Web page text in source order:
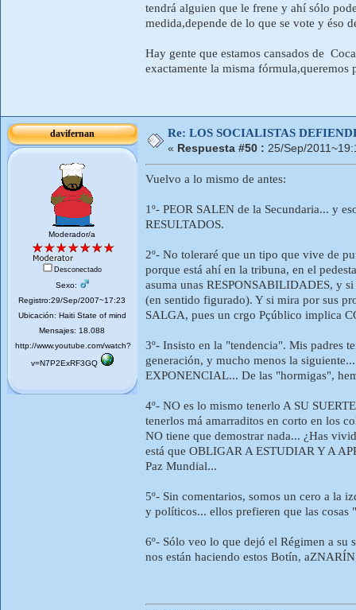
tendrá alguien que le frene y ahí sólo
medida,depende de lo que se vote y éso
Hay gente que estamos cansados de
exactamente la misma fórmula,queremos
davifernan
Moderador/a
Desconectado
Sexo:
Registro:29/Sep/2007~17:23
Ubicación: Haiti State of mind
Mensajes: 18.088
http://www.youtube.com/watch?
v=N7P2ExRF3GQ
Re: LOS SOCIALISTAS
« Respuesta #50 : 25/Sep/
Vuelvo a lo mismo de antes:
1º- PEOR SALEN de la Secundaria... y
RESULTADOS.
2º- No toleraré que un tipo que vive de
porque está ahí en la tribuna, en el
asuma unas RESPONSABILIDADES, y
(en sentido figurado). Y si mira por sus
SALGA, pues un crgo Pçúblico implica
3º- Insisto en la "tendencia". Mis padres
generación, y mucho menos la
EXPONENCIAL... De las "hormigas",
4º- NO es lo mismo tenerlo A SU
tenerlos má amarraditos en corto en los
NO tiene que demostrar nada... ¿Has
está que OBLIGAR A ESTUDIAR Y A
Paz Mundial...
5º- Sin comentarios, somos un cero a la
y políticos... ellos prefieren que las cosas
6º- Sólo veo lo que dejó el Régimen a su
nos están haciendo estos Botín,